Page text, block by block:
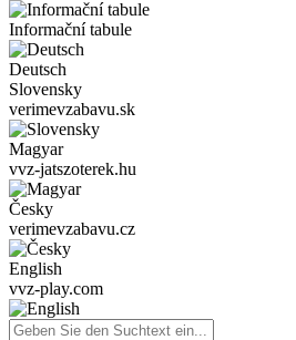
Informační tabule
Deutsch
Slovensky
verimevzabavu.sk
Magyar
vvz-jatszoterek.hu
Česky
verimevzabavu.cz
English
vvz-play.com